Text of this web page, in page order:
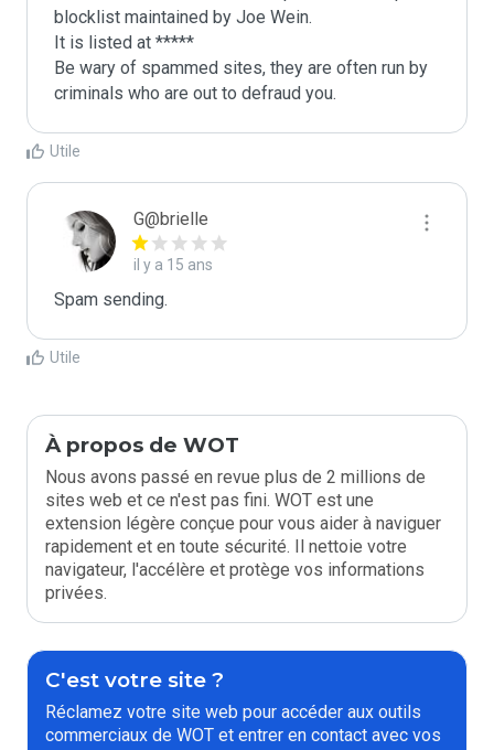
blocklist maintained by Joe Wein.
It is listed at *****
Be wary of spammed sites, they are often run by
criminals who are out to defraud you.
Utile
G@brielle
il y a 15 ans
Spam sending.
Utile
À propos de WOT
Nous avons passé en revue plus de 2 millions de
sites web et ce n'est pas fini. WOT est une
extension légère conçue pour vous aider à naviguer
rapidement et en toute sécurité. Il nettoie votre
navigateur, l'accélère et protège vos informations
privées.
C'est votre site ?
Réclamez votre site web pour accéder aux outils
commerciaux de WOT et entrer en contact avec vos